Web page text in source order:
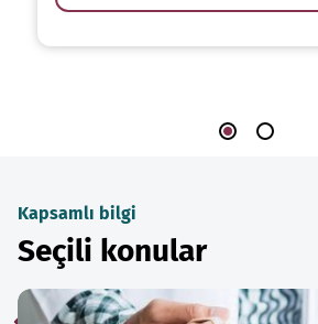
Kapsamlı bilgi
Seçili konular